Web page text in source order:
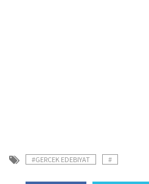
#GERCEK EDEBIYAT #